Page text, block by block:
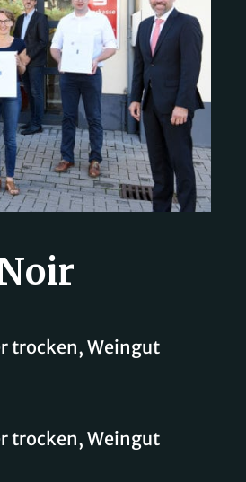
trocken, Weingut
trocken, Weingut